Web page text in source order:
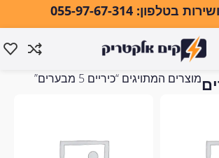
בטלפון: 055-97-67-314
כיריים 5עמוד הבית
מוצרים המתויגים “כיריים 5 מבערים”